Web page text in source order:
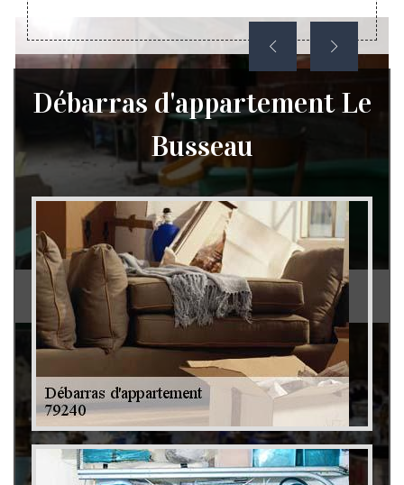
Débarras de grenier et cave 79
Débarras d'appartement Le
Busseau